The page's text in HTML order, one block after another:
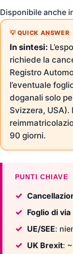
Disponibile anche
In sintesi:
richiede la
Registro
l’eventuale
doganali solo
Svizzera, USA).
90 giorni.
PUNTI CHIAVE
Foglio di via
UE/SEE:
UK Brexit: